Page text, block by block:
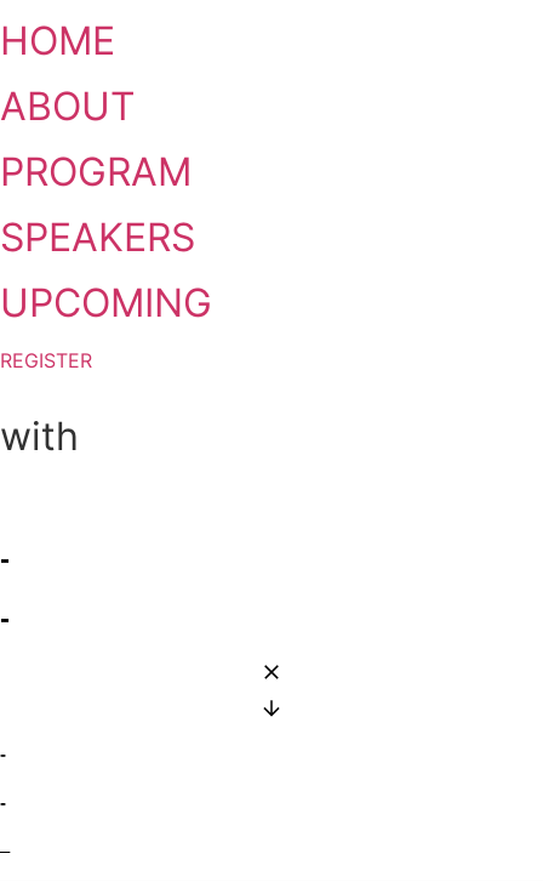
HOME
ABOUT
PROGRAM
SPEAKERS
UPCOMING
REGISTER
with
-
-
-
-
–